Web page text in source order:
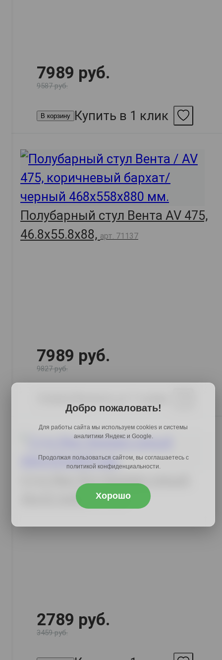
7989 руб.
9587 руб.
В корзину Купить в 1 клик
Полубарный стул Вента AV 475,
46.8х55.8х88, арт. 71137
7989 руб.
9827 руб.
Стул Имс Вуд бежево-серый,
46х53.5х82,
арт. 44047
2789 руб.
3459 руб.
Добро пожаловать!
Для работы сайта мы используем cookies и системы
аналитики Яндекс и Google.
Продолжая пользоваться сайтом, вы соглашаетесь с
политикой конфиденциальности.
Хорошо